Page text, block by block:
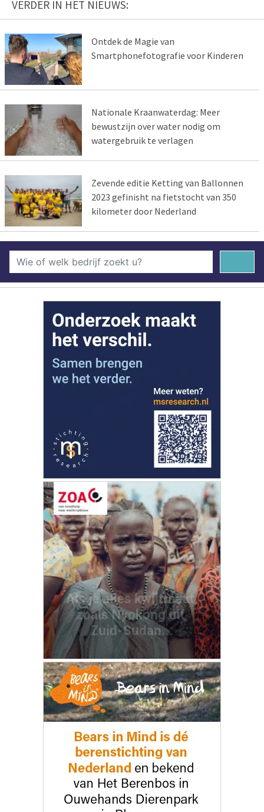
VERDER IN HET NIEUWS:
Ontdek de Magie van
Smartphonefotografie voor Kinderen
Nationale Kraanwaterdag: Meer
bewustzijn over water nodig om
watergebruik te verlagen
Zevende editie Ketting van Ballonnen
2023 gefinisht na fietstocht van 350
kilometer door Nederland